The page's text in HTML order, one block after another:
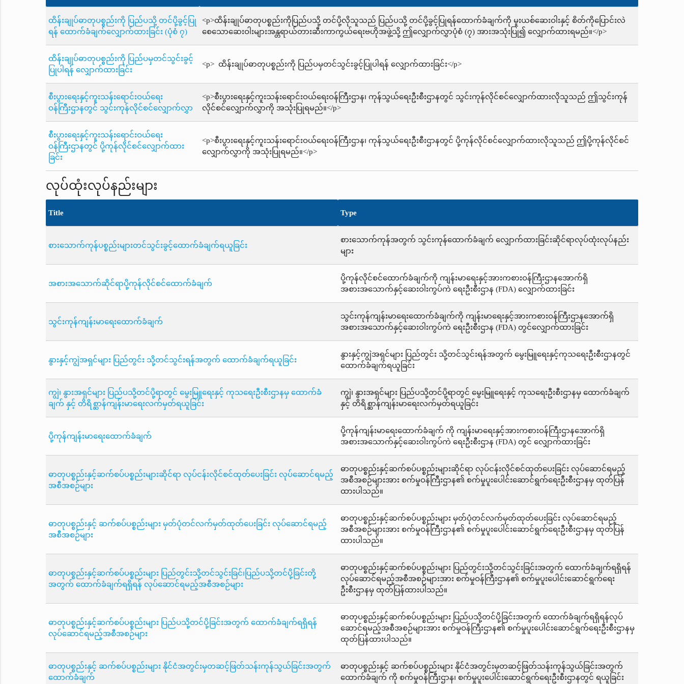
ထိန်းချုပ်ဓာတုပစ္စည်းကို ပြည်ပသို့ တင်ပို့ခွင့်ပြု
ရန် ထောက်ခံချက်လျှောက်ထားခြင်း (ပုံစံ ၇)
<p>ထိန်းချုပ်ဓာတုပစ္စည်းကိုပြည်ပသို့ တင်ပို့လိုသူသည် ပြည်ပသို့ တင်ပို့ခွင့်ပြုရန်ထောက်ခံချက်ကို မူးယစ်ဆေးဝါးနှင့် စိတ်ကိုပြောင်းလဲ
စေသောဆေးဝါးများအန္တရာယ်တားဆီးကာကွယ်ရေးဗဟိုအဖွဲ့သို့ ဤလျှောက်လွှာပုံစံ (၇) အားအသုံးပြု၍ လျှောက်ထားရမည်။</p>
ထိန်းချုပ်ဓာတုပစ္စည်းကို ပြည်ပမှတင်သွင်းခွင့်
ပြုပါရန် လျှောက်ထားခြင်း
<p> ထိန်းချုပ်ဓာတုပစ္စည်းကို ပြည်ပမှတင်သွင်းခွင့်ပြုပါရန် လျှောက်ထားခြင်း</p>
စီးပွားရေးနှင့်ကူးသန်းရောင်းဝယ်ရေး
ဝန်ကြီးဌာနတွင် သွင်းကုန်လိုင်စင်လျှောက်လွှာ
<p>စီးပွားရေးနှင့်ကူးသန်းရောင်းဝယ်ရေးဝန်ကြီးဌာန၊ ကုန်သွယ်ရေးဦးစီးဌာနတွင် သွင်းကုန်လိုင်စင်လျှောက်ထားလိုသူသည် ဤသွင်းကုန်
လိုင်စင်လျှောက်လွှာကို အသုံးပြုရမည်။</p>
စီးပွားရေးနှင့်ကူးသန်းရောင်းဝယ်ရေး
ဝန်ကြီးဌာနတွင် ပို့ကုန်လိုင်စင်လျှောက်ထား
ခြင်း
<p>စီးပွားရေးနှင့်ကူးသန်းရောင်းဝယ်ရေးဝန်ကြီးဌာန၊ ကုန်သွယ်ရေးဦးစီးဌာနတွင် ပို့ကုန်လိုင်စင်လျှောက်ထားလိုသူသည် ဤပို့ကုန်လိုင်စင်
လျှောက်လွှာကို အသုံးပြုရမည်။</p>
လုပ်ထုံးလုပ်နည်းများ
Title Type
စားသောက်ကုန်ပစ္စည်းများတင်သွင်းခွင့်ထောက်ခံချက်ရယူခြင်း
စားသောက်ကုန်အတွက် သွင်းကုန်ထောက်ခံချက် လျှောက်ထားခြင်းဆိုင်ရာလုပ်ထုံးလုပ်နည်း
များ
အစားအသောက်ဆိုင်ရာပို့ကုန်လိုင်စင်ထောက်ခံချက်
ပို့ကုန်လိုင်စင်ထောက်ခံချက်ကို ကျန်းမာရေးနှင့်အားကစားဝန်ကြီးဌာနအောက်ရှိ
အစားအသောက်နှင့်ဆေးဝါးကွပ်ကဲ ရေးဦးစီးဌာန (FDA) လျှောက်ထားခြင်း
သွင်းကုန်ကျန်းမာရေးထောက်ခံချက်
သွင်းကုန်ကျန်းမာရေးထောက်ခံချက်ကို ကျန်းမာရေးနှင့်အားကစားဝန်ကြီးဌာနအောက်ရှိ
အစားအသောက်နှင့်ဆေးဝါးကွပ်ကဲ ရေးဦးစီးဌာန (FDA) တွင်လျှောက်ထားခြင်း
နွားနှင့်ကျွဲအရှင်များ ပြည်တွင်း သို့တင်သွင်းရန်အတွက် ထောက်ခံချက်ရယူခြင်း
နွားနှင့်ကျွဲအရှင်များ ပြည်တွင်း သို့တင်သွင်းရန်အတွက် မွေးမြူရေးနှင့်ကုသရေးဦးစီးဌာနတွင်
ထောက်ခံချက်ရယူခြင်း
ကျွဲ၊ နွားအရှင်များ ပြည်ပသို့တင်ပို့ရာတွင် မွေးမြူရေးနှင့် ကုသရေးဦးစီးဌာနမှ ထောက်ခံ
ချက် နှင့် တိရိစ္ဆာန်ကျန်းမာရေးလက်မှတ်ရယူခြင်း
ကျွဲ၊ နွားအရှင်များ ပြည်ပသို့တင်ပို့ရာတွင် မွေးမြူရေးနှင့် ကုသရေးဦးစီးဌာနမှ ထောက်ခံချက်
နှင့် တိရိစ္ဆာန်ကျန်းမာရေးလက်မှတ်ရယူခြင်း
ပို့ကုန်ကျန်းမာရေးထောက်ခံချက်
ပို့ကုန်ကျန်းမာရေးထောက်ခံချက် ကို ကျန်းမာရေးနှင့်အားကစားဝန်ကြီးဌာနအောက်ရှိ
အစားအသောက်နှင့်ဆေးဝါးကွပ်ကဲ ရေးဦးစီးဌာန (FDA) တွင် လျှောက်ထားခြင်း
ဓာတုပစ္စည်းနှင့်ဆက်စပ်ပစ္စည်းများဆိုင်ရာ လုပ်ငန်းလိုင်စင်ထုတ်ပေးခြင်း လုပ်ဆောင်ရမည့်
အစီအစဉ်များ
ဓာတုပစ္စည်းနှင့်ဆက်စပ်ပစ္စည်းများဆိုင်ရာ လုပ်ငန်းလိုင်စင်ထုတ်ပေးခြင်း လုပ်ဆောင်ရမည့်
အစီအစဉ်များအား စက်မှုဝန်ကြီးဌာန၏ စက်မှုပူးပေါင်း‌ဆောင်ရွက်ရေးဦးစီးဌာနမှ ထုတ်ပြန်
ထားပါသည်။
ဓာတုပစ္စည်းနှင့် ဆက်စပ်ပစ္စည်းများ မှတ်ပုံတင်လက်မှတ်ထုတ်ပေးခြင်း လုပ်ဆောင်ရမည့်
အစီအစဉ်များ
ဓာတုပစ္စည်းနှင့်ဆက်စပ်ပစ္စည်းများ မှတ်ပုံတင်လက်မှတ်ထုတ်ပေးခြင်း လုပ်ဆောင်ရမည့်
အစီအစဉ်များအား စက်မှုဝန်ကြီးဌာန၏ စက်မှုပူးပေါင်း‌ဆောင်ရွက်ရေးဦးစီးဌာနမှ ထုတ်ပြန်
ထားပါသည်။
ဓာတုပစ္စည်းနှင့်ဆက်စပ်ပစ္စည်းများ ပြည်တွင်းသို့တင်သွင်းခြင်၊ပြည်ပသို့တင်ပို့ခြင်းတို့
အတွက် ထောက်ခံချက်ရရှိရန် လုပ်ဆောင်ရမည့်အစီအစဉ်များ
ဓာတုပစ္စည်းနှင့်ဆက်စပ်ပစ္စည်းများ ပြည်တွင်းသို့တင်သွင်းခြင်းအတွက် ထောက်ခံချက်ရရှိရန်
လုပ်ဆောင်ရမည့်အစီအစဉ်များအား စက်မှုဝန်ကြီးဌာန၏ စက်မှုပူးပေါင်း‌ဆောင်ရွက်ရေး
ဦးစီးဌာနမှ ထုတ်ပြန်ထားပါသည်။
ဓာတုပစ္စည်းနှင့်ဆက်စပ်ပစ္စည်းများ ပြည်ပသို့တင်ပို့ခြင်းအတွက် ထောက်ခံချက်ရရှိရန်
လုပ်ဆောင်ရမည့်အစီအစဉ်များ
ဓာတုပစ္စည်းနှင့်ဆက်စပ်ပစ္စည်းများ ပြည်ပသို့တင်ပို့ခြင်းအတွက် ထောက်ခံချက်ရရှိရန်လုပ်
ဆောင်ရမည့်အစီအစဉ်များအား စက်မှုဝန်ကြီးဌာန၏ စက်မှုပူးပေါင်း‌ဆောင်ရွက်ရေးဦးစီးဌာနမှ
ထုတ်ပြန်ထားပါသည်။
ဓာတုပစ္စည်းနှင့် ဆက်စပ်ပစ္စည်းများ နိုင်ငံအတွင်းမှတဆင့်ဖြတ်သန်းကုန်သွယ်ခြင်းအတွက်
ထောက်ခံချက်
ဓာတုပစ္စည်းနှင့် ဆက်စပ်ပစ္စည်းများ နိုင်ငံအတွင်းမှတဆင့်ဖြတ်သန်းကုန်သွယ်ခြင်းအတွက်
ထောက်ခံချက် ကို စက်မှု၀န်ကြီးဌာန၊ စက်မှုပူးပေါင်းဆောင်ရွက်ရေးဦးစီးဌာနတွင် ရယူခြင်း